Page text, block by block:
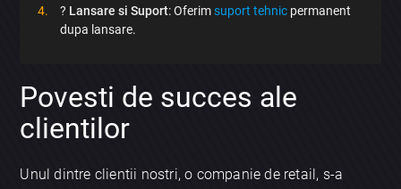
? Lansare si Suport: Oferimsuport tehnic permanent
dupa lansare.
Povesti de succes ale
clientilor
Unul dintre clientii nostri, o companie de retail, s-a